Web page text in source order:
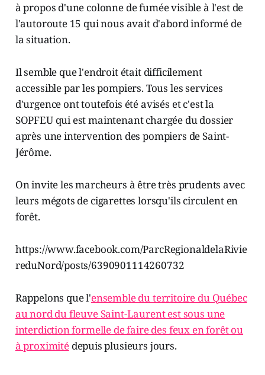
à propos d'une colonne de fumée visible à l'est de
l'autoroute 15 qui nous avait d'abord informé de
la situation.
Il semble que l'endroit était difficilement
accessible par les pompiers. Tous les services
d'urgence ont toutefois été avisés et c'est la
SOPFEU qui est maintenant chargée du dossier
après une intervention des pompiers de Saint-
Jérôme.
On invite les marcheurs à être très prudents avec
leurs mégots de cigarettes lorsqu'ils circulent en
forêt.
https://www.facebook.com/ParcRegionaldelaRivie
reduNord/posts/6390901114260732
Rappelons que l'ensemble du territoire du Québec
au nord du fleuve Saint-Laurent est sous une
interdiction formelle de faire des feux en forêt ou
à proximitédepuis plusieurs jours.